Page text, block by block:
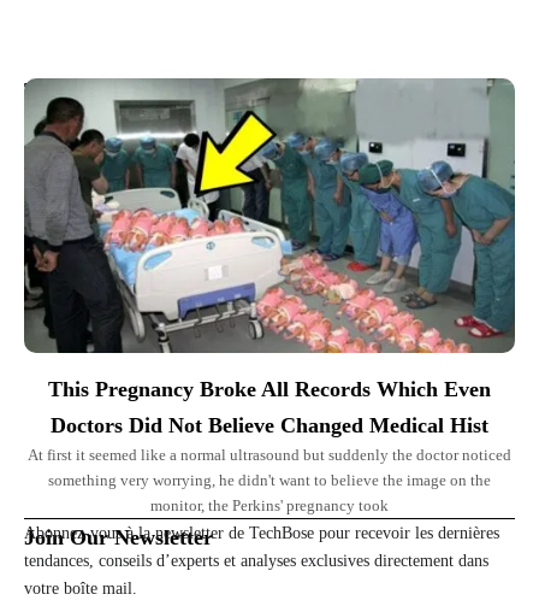
Top Picks for You
This Pregnancy Broke All Records Which Even
Doctors Did Not Believe Changed Medical Hist
At first it seemed like a normal ultrasound but suddenly the doctor noticed
something very worrying, he didn't want to believe the image on the
monitor, the Perkins' pregnancy took
Join Our Newsletter
Abonnez-vous à la newsletter de TechBose pour recevoir les dernières
tendances, conseils d’experts et analyses exclusives directement dans
votre boîte mail.